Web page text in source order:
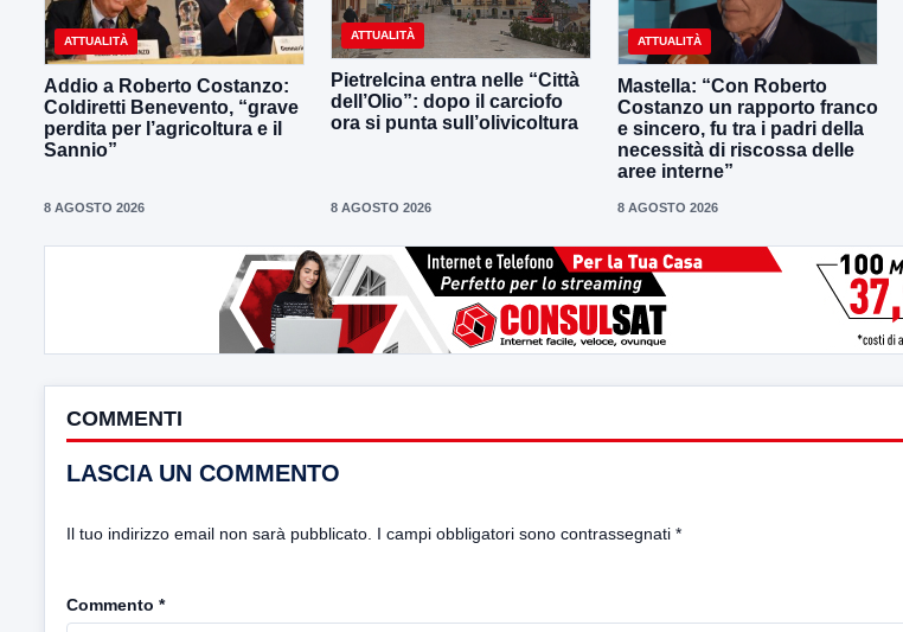
ATTUALITÀ
Addio a Roberto Costanzo:
Coldiretti Benevento, “grave
perdita per l’agricoltura e il
Sannio”
8 AGOSTO 2026
ATTUALITÀ
Pietrelcina entra nelle “Città
dell’Olio”: dopo il carciofo
ora si punta sull’olivicoltura
8 AGOSTO 2026
ATTUALITÀ
Mastella: “Con Roberto
Costanzo un rapporto franco
e sincero, fu tra i padri della
necessità di riscossa delle
aree interne”
8 AGOSTO 2026
COMMENTI
LASCIA UN COMMENTO
Il tuo indirizzo email non sarà pubblicato. I campi obbligatori sono contrassegnati *
Commento *